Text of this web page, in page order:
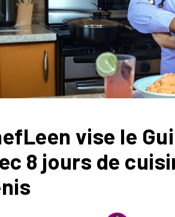
vise le
8 jours de